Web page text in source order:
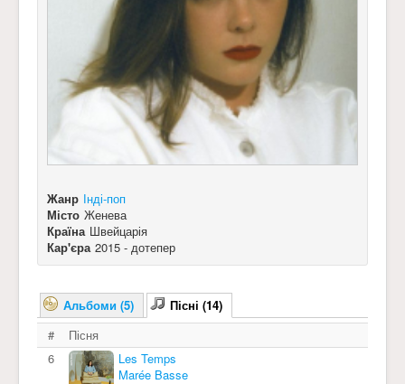
Жанр Інді-поп
Місто Женева
Країна Швейцарія
Кар'єра 2015 - дотепер
Альбоми (5)
Пісні (14)
#
Пісня
6
Les Temps
Mar​é​e Basse